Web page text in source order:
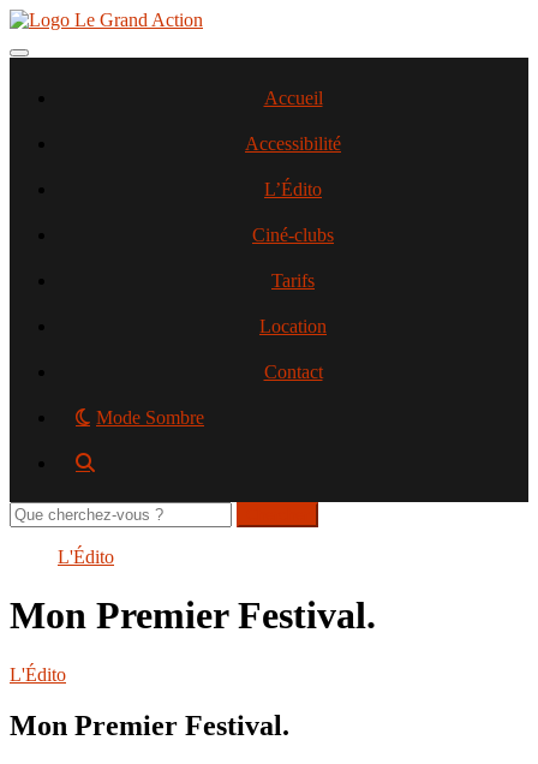
Aller
contenu
Toggle navigation
Accueil
Accessibilité
L’Édito
Ciné-clubs
Tarifs
Location
Contact
Mode Sombre
Rechercher
sur
L'Édito
Mon Premier Festival.
L'Édito
Mon Premier Festival.